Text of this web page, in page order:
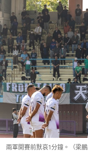
兩軍開賽前默哀1分鐘。（梁鵬